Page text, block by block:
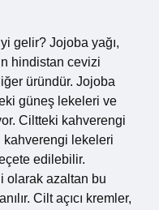
gelir? Jojoba yağı,
hindistan cevizi
üründür. Jojoba
güneş lekeleri ve
Ciltteki kahverengi
kahverengi lekeleri
edilebilir.
olarak azaltan bu
Cilt açıcı kremler,